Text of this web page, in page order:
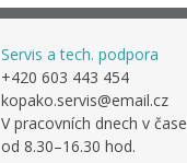
Servis a tech. podpora
+420 603 443 454
kopako.servis@email.cz
V pracovních dnech v čase
od 8.30–16.30 hod.